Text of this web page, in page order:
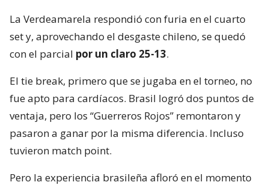
La Verdeamarela respondió con furia en el cuarto
set y, aprovechando el desgaste chileno, se quedó
con el parcial por un claro 25-13.
El tie break, primero que se jugaba en el torneo, no
fue apto para cardíacos. Brasil logró dos puntos de
ventaja, pero los “Guerreros Rojos” remontaron y
pasaron a ganar por la misma diferencia. Incluso
tuvieron match point.
Pero la experiencia brasileña afloró en el momento